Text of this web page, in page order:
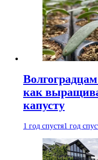
как
капусту
1 год спустя1 год